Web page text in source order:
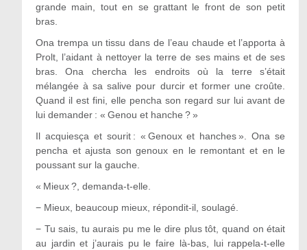
grande main, tout en se grattant le front de son petit
bras.
Ona trempa un tissu dans de l’eau chaude et l’apporta à
Prolt, l’aidant à nettoyer la terre de ses mains et de ses
bras. Ona chercha les endroits où la terre s’était
mélangée à sa salive pour durcir et former une croûte.
Quand il est fini, elle pencha son regard sur lui avant de
lui demander : « Genou et hanche ? »
Il acquiesça et sourit : « Genoux et hanches ». Ona se
pencha et ajusta son genoux en le remontant et en le
poussant sur la gauche.
« Mieux ?, demanda-t-elle.
− Mieux, beaucoup mieux, répondit-il, soulagé.
− Tu sais, tu aurais pu me le dire plus tôt, quand on était
au jardin et j’aurais pu le faire là-bas, lui rappela-t-elle